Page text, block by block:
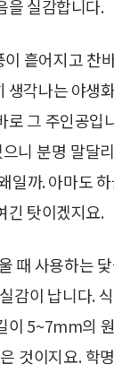
을 실감합니다.
흩어지고 찬
생각나는 야생
로 그 주인공입
니 분명 말달
일까. 아마도
긴 탓이겠지요.
때 사용하는
감이 납니다.
이 5~7mm의
것이지요. 학